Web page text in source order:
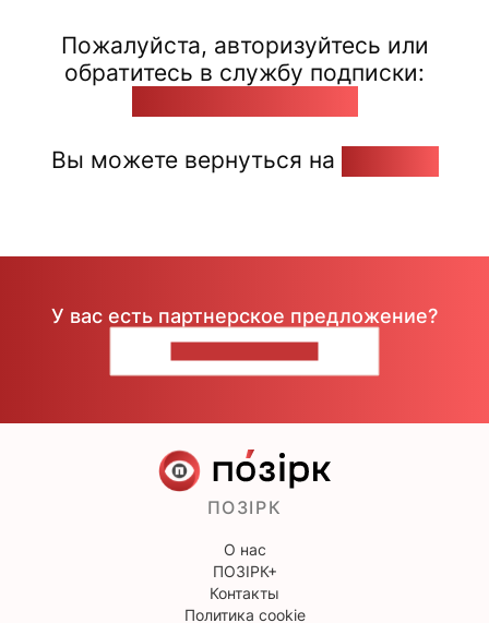
Пожалуйста, авторизуйтесь или
обратитесь в службу подписки:
Вы можете вернуться на
У вас есть партнерское предложение?
ПОЗІРК
О нас
ПОЗІРК+
Контакты
Политика cookie